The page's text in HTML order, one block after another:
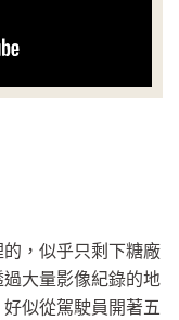
，似乎只剩下糖廠
大量影像紀錄的地
似從駕駛員開著五